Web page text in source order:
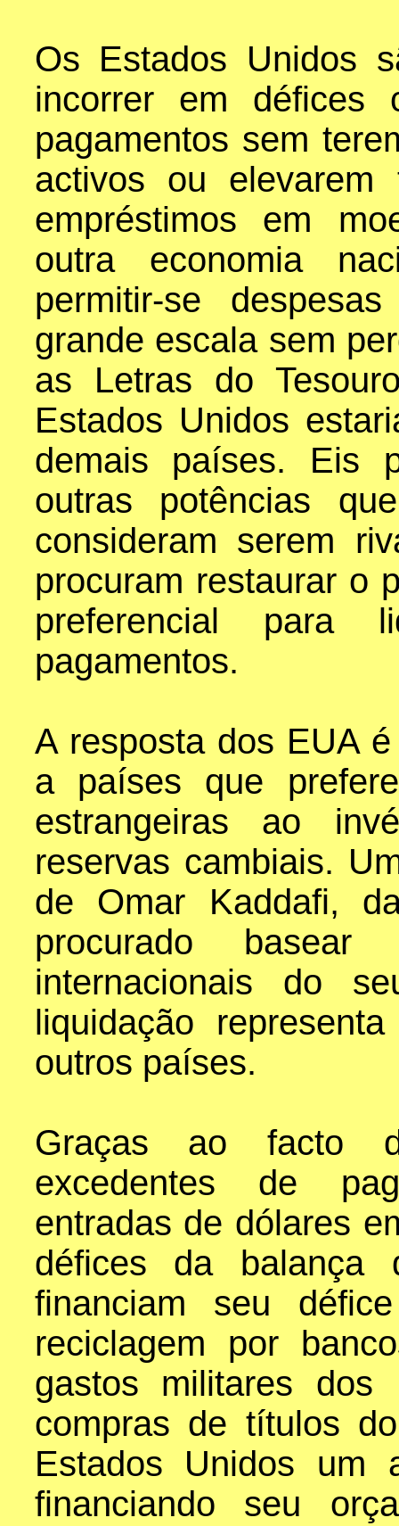
Os Estados Unidos
incorrer em défices
pagamentos sem
activos ou
empréstimos em
outra economia
permitir-se
grande escala sem
as Letras do
Estados Unidos
demais países. Eis
outras potências
consideram serem
procuram restaurar o
preferencial para
pagamentos.
A resposta dos EUA
a países que
estrangeiras ao
reservas cambiais.
de Omar Kaddafi,
procurado
internacionais do
liquidação
outros países.
Graças ao facto
excedentes de
entradas de dólares
défices da balança
financiam seu
reciclagem por
gastos militares dos
compras de títulos
Estados Unidos um
financiando seu